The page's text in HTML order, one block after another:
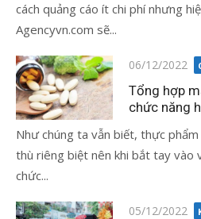
cách quảng cáo ít chi phí nhưng
Agencyvn.com sẽ...
Đăng
vào
06/12/2022
Tổng hợp
chức năng
Như chúng ta vẫn biết, thực
thù riêng biệt nên khi bắt tay vào
chức...
Đăng
05/12/2022